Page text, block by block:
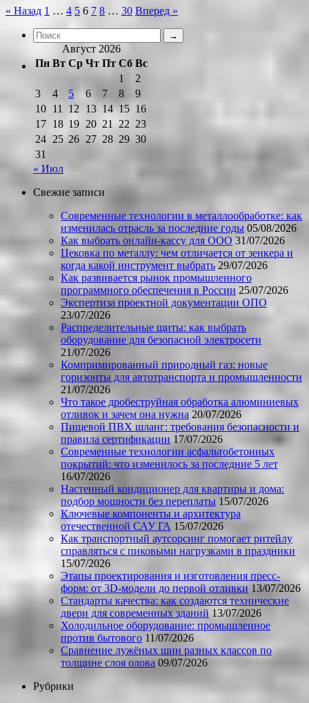
Пагинация
записей
« Назад 1 … 4 5 6 7 8 … 30 Вперед »
Август 2026
Пн Вт Ср Чт Пт Сб Вс
1
2
3
4 5 6 7 8
9
10 11 12 13 14 15 16
17 18 19 20 21 22 23
24 25 26 27 28 29 30
31
« Июл
Свежие записи
Современные технологии в металлообработке: как
изменилась отрасль за последние годы 05/08/2026
Как выбрать онлайн-кассу для ООО 31/07/2026
Цековка по металлу: чем отличается от зенкера и
когда какой инструмент выбрать 29/07/2026
Как развивается рынок промышленного
программного обеспечения в России 25/07/2026
Экспертиза проектной документации ОПО
23/07/2026
Распределительные щиты: как выбрать
оборудование для безопасной электросети
21/07/2026
Компримированный природный газ: новые
горизонты для автотранспорта и промышленности
21/07/2026
Что такое дробеструйная обработка алюминиевых
отливок и зачем она нужна 20/07/2026
Пищевой ПВХ шланг: требования безопасности и
правила сертификации 17/07/2026
Современные технологии асфальтобетонных
покрытий: что изменилось за последние 5 лет
16/07/2026
Настенный кондиционер для квартиры и дома:
подбор мощности без переплаты 15/07/2026
Ключевые компоненты и архитектура
отечественной САУ ГА 15/07/2026
Как транспортный аутсорсинг помогает ритейлу
справляться с пиковыми нагрузками в праздники
15/07/2026
Этапы проектирования и изготовления пресс-
форм: от 3D-модели до первой отливки 13/07/2026
Стандарты качества: как создаются технические
двери для современных зданий 13/07/2026
Холодильное оборудование: промышленное
против бытового 11/07/2026
Сравнение лужёных шин разных классов по
толщине слоя олова 09/07/2026
Рубрики